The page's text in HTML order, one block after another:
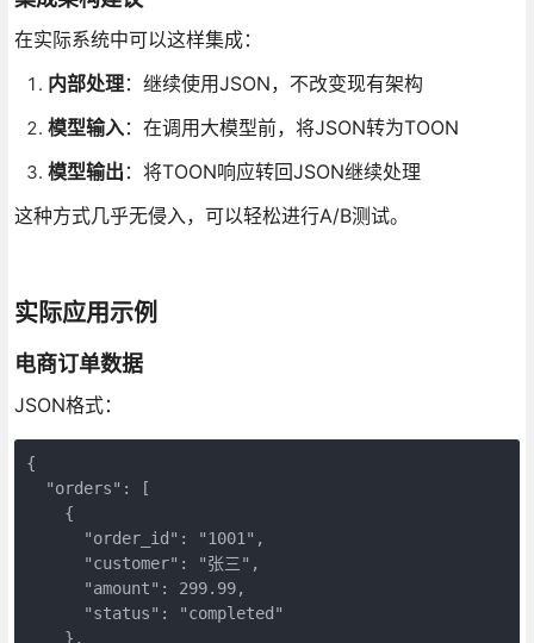
在实际系统中可以这样集成：
内部处理：继续使用JSON，不改变现有架构
模型输入：在调用大模型前，将JSON转为TOON
模型输出 ：将TOON响应转回JSON继续处理
这种方式几乎无侵入，可以轻松进行A/B测试。
实际应用示例
电商订单数据
JSON格式：
{
  "orders": [
    {
      "order_id": "1001",
      "customer": "张三",
      "amount": 299.99,
      "status": "completed"
    },